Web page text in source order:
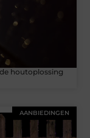
houtoplossing
AANBIEDINGEN